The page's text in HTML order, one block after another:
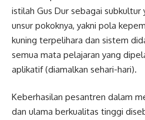
istilah Gus Dur sebagai subkultur
unsur pokoknya, yakni pola
kuning terpelihara dan sistem
semua mata pelajaran yang
aplikatif (diamalkan sehari-hari).
Keberhasilan pesantren dalam
dan ulama berkualitas tinggi